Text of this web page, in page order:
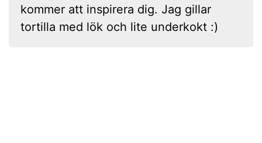
kommer att inspirera dig. Jag gillar
tortilla med lök och lite underkokt :)